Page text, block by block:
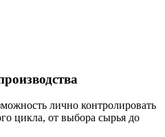
лично контролировать
цикла, от выбора сырья до